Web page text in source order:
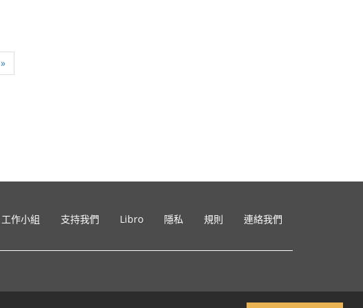
»
工作小組 支持我們 Libro 隱私 規則 連絡我們